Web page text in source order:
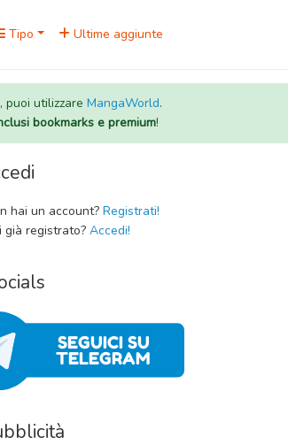
Tipo Ultime aggiunte
puoi utilizzare MangaWorld.
bookmarks e premium!
hai un account? Registrati!
già registrato? Accedi!